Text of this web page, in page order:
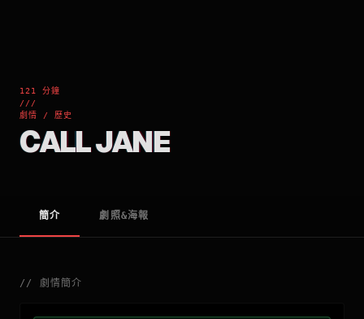
121 分鐘
///
劇情 / 歷史
CALL JANE
簡介 劇照&海報
// 劇情簡介